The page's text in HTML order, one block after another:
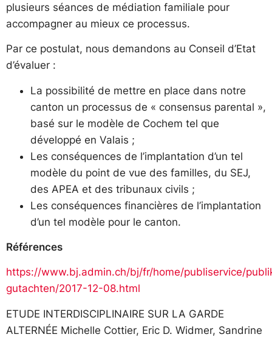
plusieurs séances de médiation familiale pour
accompagner au mieux ce processus.
Par ce postulat, nous demandons au Conseil d’Etat
d’évaluer :
La possibilité de mettre en place dans notre
canton un processus de « consensus parental »,
basé sur le modèle de Cochem tel que
développé en Valais ;
Les conséquences de l’implantation d’un tel
modèle du point de vue des familles, du SEJ,
des APEA et des tribunaux civils ;
Les conséquences financières de l’implantation
d’un tel modèle pour le canton.
Références
https://www.bj.admin.ch/bj/fr/home/publiservice/
gutachten/2017-12-08.html
ETUDE INTERDISCIPLINAIRE SUR LA GARDE
ALTERNÉE Michelle Cottier, Eric D. Widmer, Sandrine